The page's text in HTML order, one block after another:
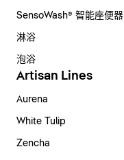
SensoWash® 智能座便器
淋浴
泡浴
Artisan Lines
Aurena
White Tulip
Zencha